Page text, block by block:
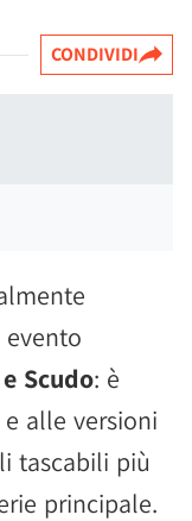
CONDIVIDI
Scudo: è
e alle versioni
tascabili più
principale.